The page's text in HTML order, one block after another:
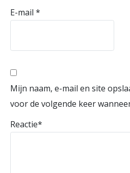
E-mail *
Mijn naam, e-mail en site
voor de volgende keer
Reactie*